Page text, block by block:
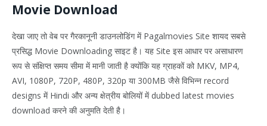
Movie Download
देखा जाए तो वेब पर गैरकानूनी डाउनलोडिंग में Pagalmovies Site शायद सबसे
प्रसिद्ध Movie Downloading साइट है। यह Site इस आधार पर असाधारण
रूप से संक्षिप्त समय सीमा में मानी जाती है क्योंकि यह ग्राहकों को MKV, MP4,
AVI, 1080P, 720P, 480P, 320p या 300MB जैसे विभिन्न record
designs में Hindi और अन्य क्षेत्रीय बोलियों में dubbed latest movies
download करने की अनुमति देती है।